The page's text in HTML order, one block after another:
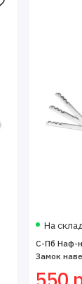
На
С-Пб Наф-
Замок